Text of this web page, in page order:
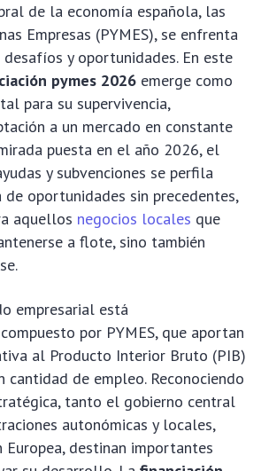
de la economía española, las
Empresas (PYMES), se enfrenta
y oportunidades. En este
pymes 2026 emerge como
para su supervivencia,
a un mercado en constante
puesta en el año 2026, el
y subvenciones se perfila
de oportunidades sin precedentes,
aquellos negocios locales que
a flote, sino también
empresarial está
por PYMES, que aportan
al Producto Interior Bruto (PIB)
cantidad de empleo. Reconociendo
tanto el gobierno central
autonómicas y locales,
destinan importantes